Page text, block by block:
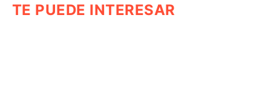
TE PUEDE INTERESAR